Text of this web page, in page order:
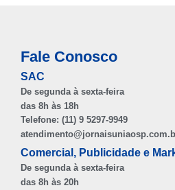
Fale Conosco
SAC
De segunda à sexta-feira
das 8h às 18h
Telefone: (11) 9 5297-9949
Comercial, Publicidade e
De segunda à sexta-feira
das 8h às 20h